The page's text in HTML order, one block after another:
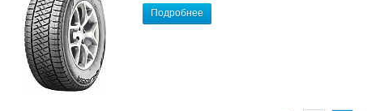
Подробнее